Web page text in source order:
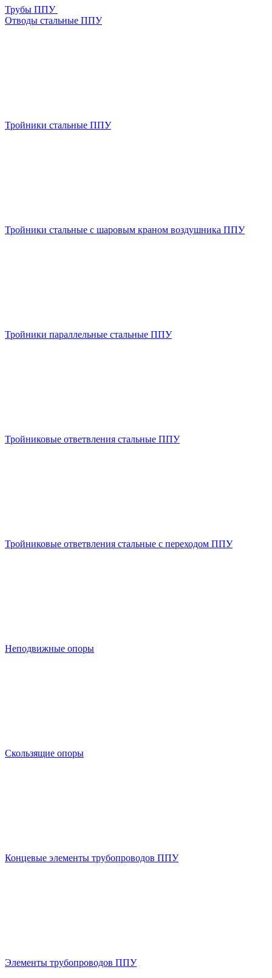
Трубы ППУ
Отводы стальные ППУ
Тройники стальные ППУ
Тройники стальные с шаровым краном воздушника ППУ
Тройники параллельные стальные ППУ
Тройниковые ответвления стальные ППУ
Тройниковые ответвления стальные с переходом ППУ
Неподвижные опоры
Скользящие опоры
Концевые элементы трубопроводов ППУ
Элементы трубопроводов ППУ